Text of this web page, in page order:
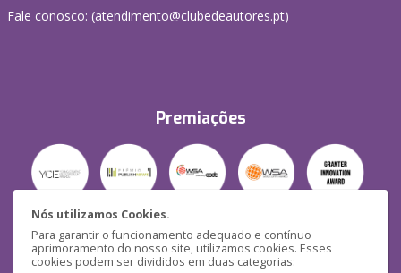
Nós utilizamos Cookies.
Para garantir o funcionamento adequado e contínuo
aprimoramento do nosso site, utilizamos cookies. Esses
cookies podem ser divididos em duas categorias:
Fale conosco: (atendimento@clubedeautores.pt)
Premiações
Segurança